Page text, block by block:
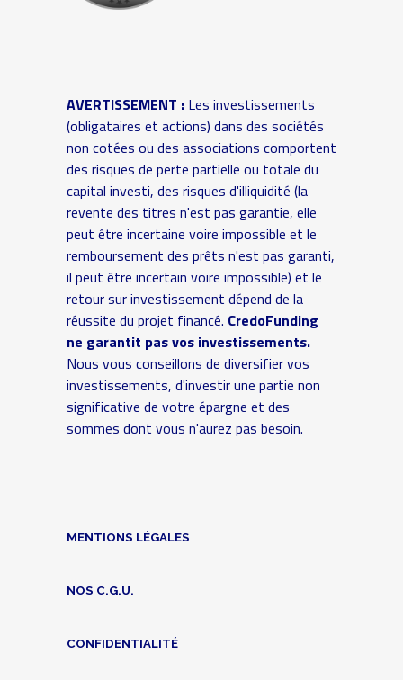
AVERTISSEMENT :Les investissements
(obligataires et actions) dans des sociétés
non cotées ou des associations comportent
des risques de perte partielle ou totale du
capital investi, des risques d'illiquidité (la
revente des titres n'est pas garantie, elle
peut être incertaine voire impossible et le
remboursement des prêts n'est pas garanti,
il peut être incertain voire impossible) et le
retour sur investissement dépend de la
réussite du projet financé. CredoFunding
ne garantit pas vos investissements.
Nous vous conseillons de diversifier vos
investissements, d'investir une partie non
significative de votre épargne et des
sommes dont vous n'aurez pas besoin.
MENTIONS LÉGALES
NOS C.G.U.
CONFIDENTIALITÉ